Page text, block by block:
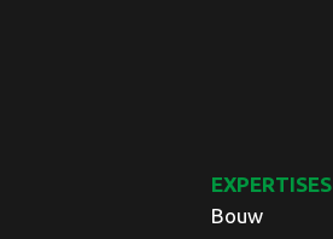
EXPERTISES
Bouw